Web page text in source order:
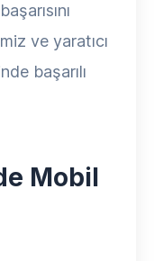
ve yaratıcı
başarılı
Mobil